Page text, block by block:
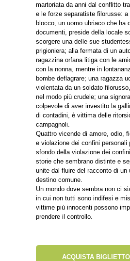
martoriata da anni dal conflitto
e le forze separatiste filorusse: a
blocco, un uomo ubriaco che ha
documenti, preside della locale
scorgere una delle sue
prigioniera; alla fermata di un
ragazzina orfana litiga con le
con la nonna, mentre in
bombe deflagrare; una ragazza
violentata da un soldato
nel modo più crudele; una
colpevole di aver investito la
di contadini, è vittima delle
campagnoli.
Quattro vicende di amore, odio,
e violazione dei confini personali
sfondo della violazione dei
storie che sembrano distinte e
unite dal fluire del racconto di un
destino comune.
Un mondo dove sembra non ci
in cui non tutti sono indifesi e
vittime più innocenti possono
prendere il controllo.
ACQUISTA